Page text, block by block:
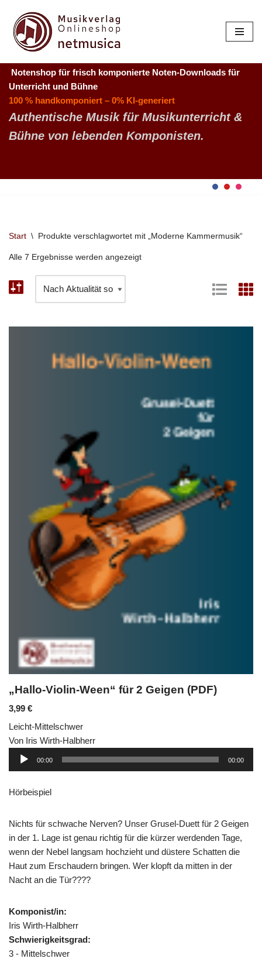
Zum
Inhalt
Notenshop für frisch komponierte Noten-Downloads für
Unterricht und Bühne
100 % handkomponiert – 0% KI-generiert
Authentische Musik für Musikunterricht &
Bühne von lebenden Komponisten.
Start \ Produkte verschlagwortet mit „Moderne Kammermusik“
Alle 7 Ergebnisse werden angezeigt
„Hallo-Violin-Ween“ für 2 Geigen (PDF)
3,99 €
Leicht-Mittelschwer
Von Iris Wirth-Halbherr
Audio-
00:00 00:00
Hörbeispiel
Nichts für schwache Nerven? Unser Grusel-Duett für 2 Geigen
in der 1. Lage ist genau richtig für die kürzer werdenden Tage,
wenn der Nebel langsam hochzieht und düstere Schatten die
Haut zum Erschaudern bringen. Wer klopft da mitten in der
Nacht an die Tür????
Komponist/in:
Iris Wirth-Halbherr
Schwierigkeitsgrad:
3 - Mittelschwer